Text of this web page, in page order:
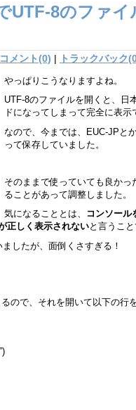
UTF-8のファイ
コメント(0) | トラックバック
やっぱりこうなりますよね。
UTF-8のファイルを開くと、日
ドになってしまって完全に表示
なので、今までは、EUC-JPと
って保存していました。
そのままで使っていても良かっ
ることがあって調整しました。
気になることとは、
コンソール
正しく表示されないと言うこ
したが、面倒くさすぎる！
ので、それを開いて以下の行